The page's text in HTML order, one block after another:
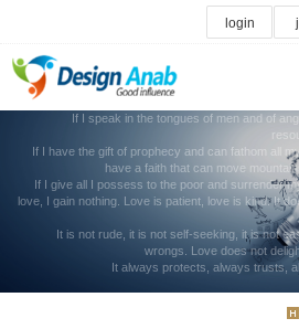
login
If I speak in the tongues of men and of
If I have the gift of prophecy and can fathom all
have a faith that can move
If I give all I possess to the poor and surrender
love, I gain nothing. Love is patient, love is kind. It
It is not rude, it is not self-seeking, it is not
wrongs. Love does not
It always protects, always trusts,